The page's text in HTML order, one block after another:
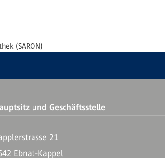
(SARON)
und Geschäftsstelle
21
Ebnat-Kappel